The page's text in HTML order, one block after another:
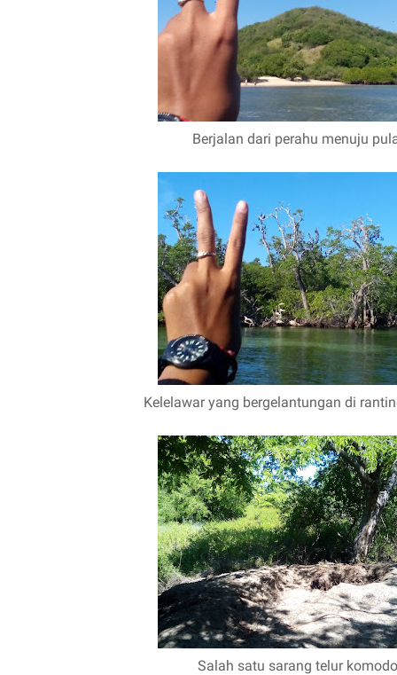
Berjalan dari perahu menuju
Kelelawar yang bergelantungan di
Salah satu sarang telur